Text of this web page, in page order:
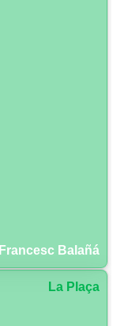
Francesc Balañá
La Plaça